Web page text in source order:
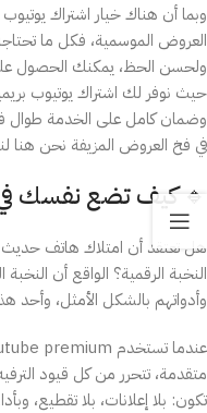
وبما أن هناك خيار اشتراك
العروض الموسمية، فكل ما
ولحسن الحظ، يمكنك الحصول
حيث نوفر لك اشتراك يوتيوب
وضمان كامل على الخدمة طوال
في فخ العروض المزيفة نحن هنا
🔹 كيف تضع نفسك
هل تعتقد أن امتلاك هاتف
النخبة الرقمية؟ الواقع أن
وأدواتهم بالشكل الأمثل، وأحد
متقدمة، تتحرر من كل قيود
تكون: بلا إعلانات، بلا تقطيع،